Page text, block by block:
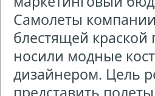
Самолеты
блестящей краской
носили модные
дизайнером. Цель